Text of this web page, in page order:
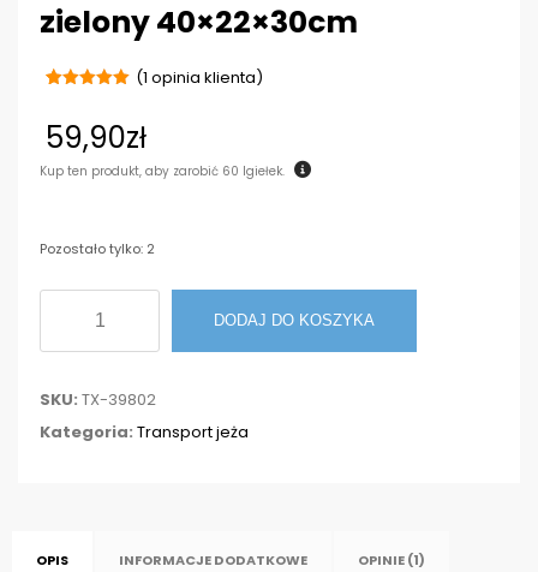
zielony 40×22×30cm
na
podstawie
oceny
klienta
(1 opinia klienta)
59,90zł
Kup ten produkt, aby zarobić 60 Igiełek.
Pozostało tylko: 2
Capri
zielony
DODAJ DO KOSZYKA
SKU: TX-39802
Kategoria: Transport jeża
OPIS INFORMACJE DODATKOWE OPINIE (1)